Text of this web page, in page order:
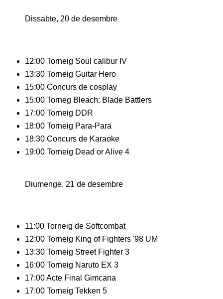
Dissabte, 20 de desembre
12:00 Torneig Soul calibur IV
13:30 Torneig Guitar Hero
15:00 Concurs de cosplay
15:00 Torneg Bleach: Blade Battlers
17:00 Torneig DDR
18:00 Torneig Para-Para
18:30 Concurs de Karaoke
19:00 Torneig Dead or Alive 4
Diumenge, 21 de desembre
11:00 Torneig de Softcombat
12:00 Torneig King of Fighters '98 UM
13:30 Torneig Street Fighter 3
16:00 Torneig Naruto EX 3
17:00 Acte Final Gimcana
17:00 Torneig Tekken 5